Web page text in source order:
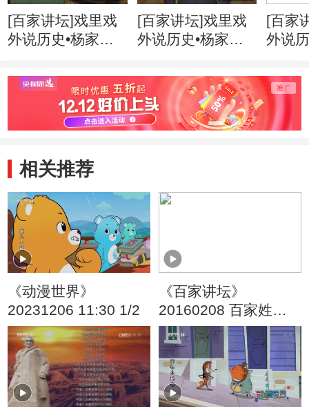
[百家讲坛]戏里戏
外说历史•杨家将
[百家讲坛]戏里戏
外说历史•杨家将
[百家
外说
相关推荐
《动漫世界》
20231206 11:30 1/2
《百家讲坛》
20160208 百家姓
（第四部） 1 於 惠 甄